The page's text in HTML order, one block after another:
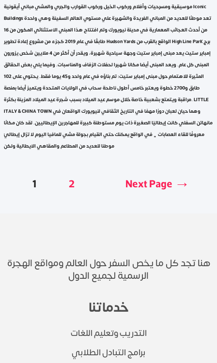
موسيقية ومسرحيات وأفلام وركوب الخيل وركوب القوارب والجري والمشي مباني أيقونية Iconic
Buildings تعد موطنًا للعديد من المباني الفريدة والشهيرة علي مستوي العالم السفينة وهي واحدة
من أحدث العجائب المعمارية في مدينة نيويورك وتم افتتاح هذا المبني الاستثنائي المكون من 16
طابقًا في عام 2019 كجزء من مشروع إعادة تطوير Hudson Yards الواقع بالقرب من High Line Park برج
إمباير ستيت يعد مبنى إمباير ستيت وجهة سياحية شهيرة، ويقدر أن أكثر من 4 ملايين شخص يزورون
المبنى كل عام. ويعد المبنى أيضا مكانا شهيرا لحفلات الزفاف والمناسبات. وفيما يلي بعض الحقائق
المثيرة للاهتمام حول مبنى إمباير ستيت: تم بناؤه في عام واحد و45 يوما فقط. يحتوي على 102
طابق و2700 خطوة ويعتبر خامس أطول ناطحة سحاب في الولايات المتحدة ويتميز أيضا بمنصة
مراقبة ويتمتع بشعبية خاصة خلال موسم عيد الميلاد بسبب شجرة عيد الميلاد المزينة بكثرة. LITTLE
ITALY & CHINA TOWN وهما حيان لعبان دورًا مهمًا في التاريخ الثقافي لنيويورك الواقعان في
مانهاتن السفلي كانت إيطاليًا الصغيرة ذات يوم مستوطنة كبيرة للمهاجرين الإيطاليين. لقد كان مكانًا
معروفًا للقاء العصابات﮼ في الواقع يمكنك حتي القيام بجولة مشي للمافيا اليوم لا تزال إيطاليً
موطنا للعديد من المطاعم والمقاهي الايطالية ولكن
1 2 Next Page →
هنا تجد كل ما يخص السفر حول العالم ومواقع الهجرة
الرسمية لجميع الدول
خدماتنا
التدريب وتعليم اللغات
برامج التبادل الطلابي